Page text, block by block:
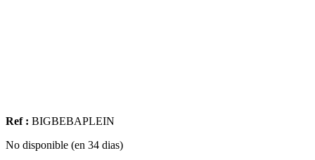
Ref : BIGBEBAPLEIN
No disponible (en 34 dias)